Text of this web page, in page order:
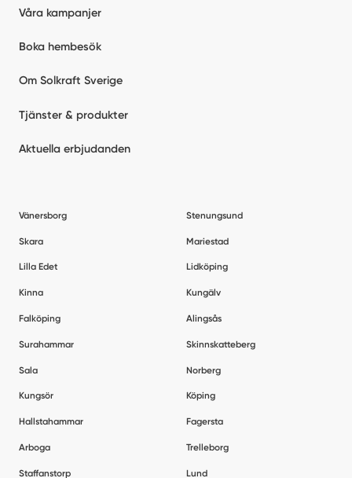
Våra kampanjer
Boka hembesök
Om Solkraft Sverige
Tjänster & produkter
Aktuella erbjudanden
Vänersborg Stenungsund
Skara Mariestad
Lilla Edet Lidköping
Kinna Kungälv
Falköping Alingsås
Surahammar Skinnskatteberg
Sala Norberg
Kungsör Köping
Hallstahammar Fagersta
Arboga Trelleborg
Staffanstorp Lund